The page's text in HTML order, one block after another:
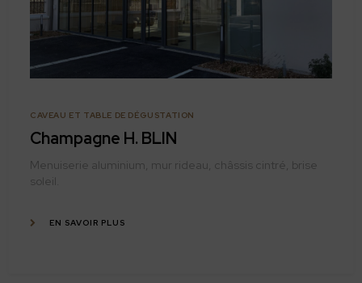
CAVEAU ET TABLE DE DÉGUSTATION
Champagne H. BLIN
Menuiserie aluminium, mur rideau, châssis cintré, brise
soleil.
EN SAVOIR PLUS